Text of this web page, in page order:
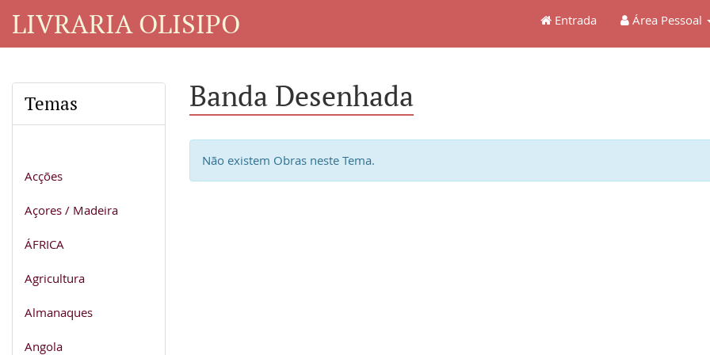
LIVRARIA OLISIPO Entrada Área Pessoal
Temas
Acções
Açores / Madeira
ÁFRICA
Agricultura
Almanaques
Angola
Banda Desenhada
Não existem Obras neste Tema.